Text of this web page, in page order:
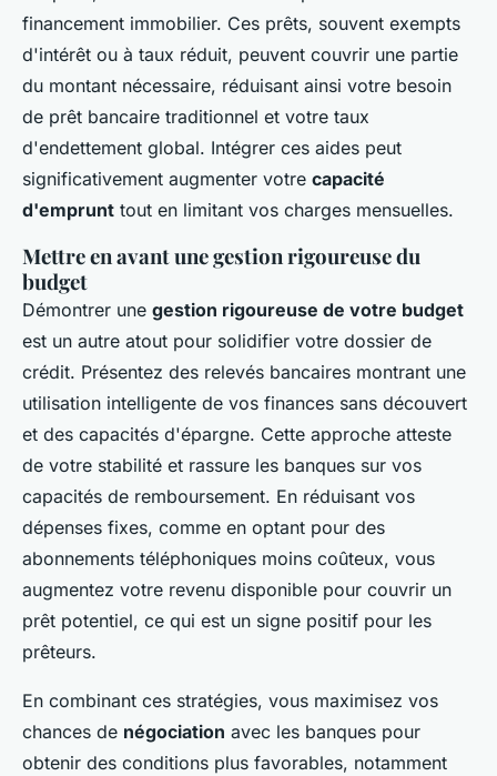
financement immobilier. Ces prêts, souvent exempts
d'intérêt ou à taux réduit, peuvent couvrir une partie
du montant nécessaire, réduisant ainsi votre besoin
de prêt bancaire traditionnel et votre taux
d'endettement global. Intégrer ces aides peut
significativement augmenter votre capacité
d'emprunt tout en limitant vos charges mensuelles.
Mettre en avant une gestion rigoureuse du
budget
Démontrer une gestion rigoureuse de votre budget
est un autre atout pour solidifier votre dossier de
crédit. Présentez des relevés bancaires montrant une
utilisation intelligente de vos finances sans découvert
et des capacités d'épargne. Cette approche atteste
de votre stabilité et rassure les banques sur vos
capacités de remboursement. En réduisant vos
dépenses fixes, comme en optant pour des
abonnements téléphoniques moins coûteux, vous
augmentez votre revenu disponible pour couvrir un
prêt potentiel, ce qui est un signe positif pour les
prêteurs.
En combinant ces stratégies, vous maximisez vos
chances de négociation avec les banques pour
obtenir des conditions plus favorables, notamment